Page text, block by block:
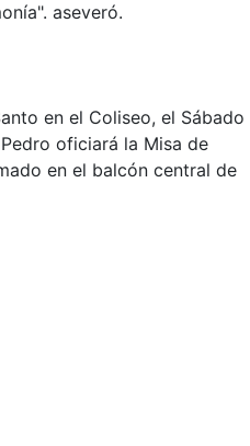
aseveró.
en el Coliseo, el Sábado
oficiará la Misa de
en el balcón central de